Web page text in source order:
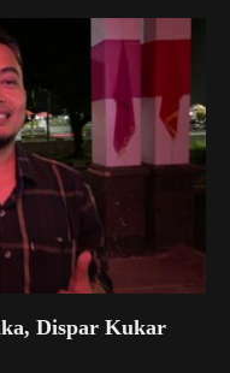
Dispar Kukar